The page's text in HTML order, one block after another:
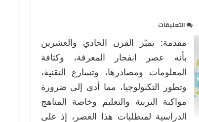
التعليقات
المعزز
للتفكير
مغلقة
مقدمة: تميّز القرن الحادي والعشرين
بأنه عصر انفجار المعرفة، وكثافة
المعلومات ومصادرها، وتسارع التقنية،
وتطور التكنولوجيا، مما أدى إلى ضرورة
مواكبة التربية والتعليم وخاصة المناهج
الدراسية لمتطلبات هذا العصر، إذ على